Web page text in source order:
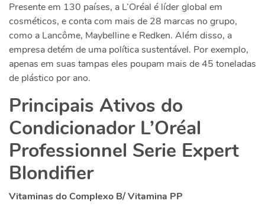
Presente em 130 países, a L’Oréal é líder global em
cosméticos, e conta com mais de 28 marcas no grupo,
como a Lancôme, Maybelline e Redken. Além disso, a
empresa detém de uma política sustentável. Por exemplo,
apenas em suas tampas eles poupam mais de 45 toneladas
de plástico por ano.
Principais Ativos do
Condicionador L’Oréal
Professionnel Serie Expert
Blondifier
Vitaminas do Complexo B/ Vitamina PP